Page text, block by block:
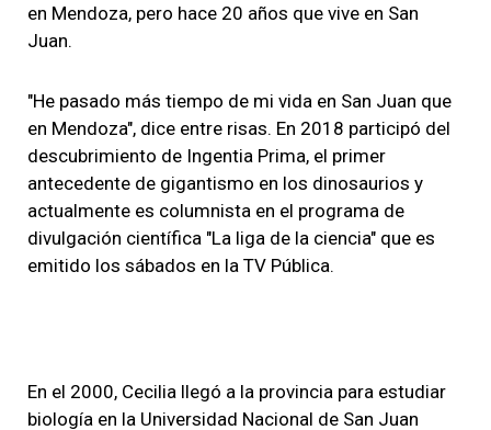
en Mendoza, pero hace 20 años que vive en San
Juan.
"He pasado más tiempo de mi vida en San Juan que
en Mendoza", dice entre risas. En 2018 participó del
descubrimiento de Ingentia Prima, el primer
antecedente de gigantismo en los dinosaurios y
actualmente es columnista en el programa de
divulgación científica "La liga de la ciencia" que es
emitido los sábados en la TV Pública.
En el 2000, Cecilia llegó a la provincia para estudiar
biología en la Universidad Nacional de San Juan